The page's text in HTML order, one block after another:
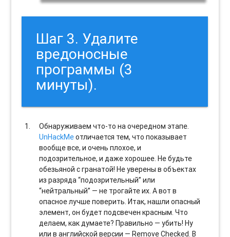
Шаг 3. Удалите
вредоносные
программы (3
минуты).
Обнаруживаем что-то на очередном этапе.
UnHackMeотличается тем, что показывает
вообще все, и очень плохое, и
подозрительное, и даже хорошее. Не будьте
обезьяной с гранатой! Не уверены в объектах
из разряда “подозрительный” или
“нейтральный” — не трогайте их. А вот в
опасное лучше поверить. Итак, нашли опасный
элемент, он будет подсвечен красным. Что
делаем, как думаете? Правильно — убить! Ну
или в английской версии — Remove Checked. В